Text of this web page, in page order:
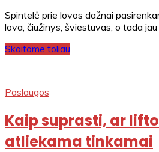
Spintelė prie lovos dažnai
lova, čiužinys, šviestuvas, o tada jau
Skaitome toliau
Paslaugos
Kaip suprasti, ar
atliekama tinkamai